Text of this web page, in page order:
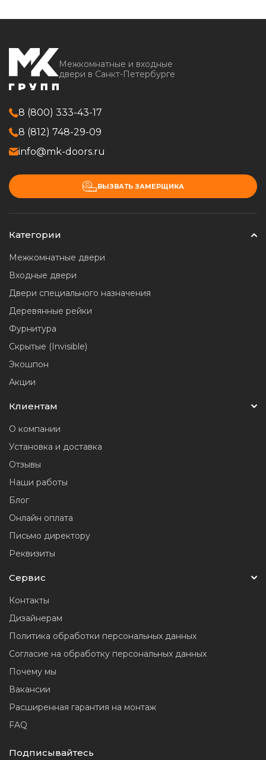
Межкомнатные и входные
двери в Санкт-Петербурге
8 (800) 333-43-17
8 (812) 748-29-09
info@mk-doors.ru
ВЫЗВАТЬ ЗАМЕРЩИКА
Категории
Межкомнатные двери
Входные двери
Двери специального назначения
Деревянные рейки
Фурнитура
Скрытые (Invisible)
Экошпон
Акции
Клиентам
О компании
Установка и доставка
Отзывы
Наши работы
Блог
Онлайн оплата
Письмо директору
Реквизиты
Сервис
Контакты
Дизайнерам
Политика обработки персональных данных
Согласие на обработку персональных данных
Почему мы
Вакансии
Расширенная гарантия на монтаж
FAQ
Подписывайтесь